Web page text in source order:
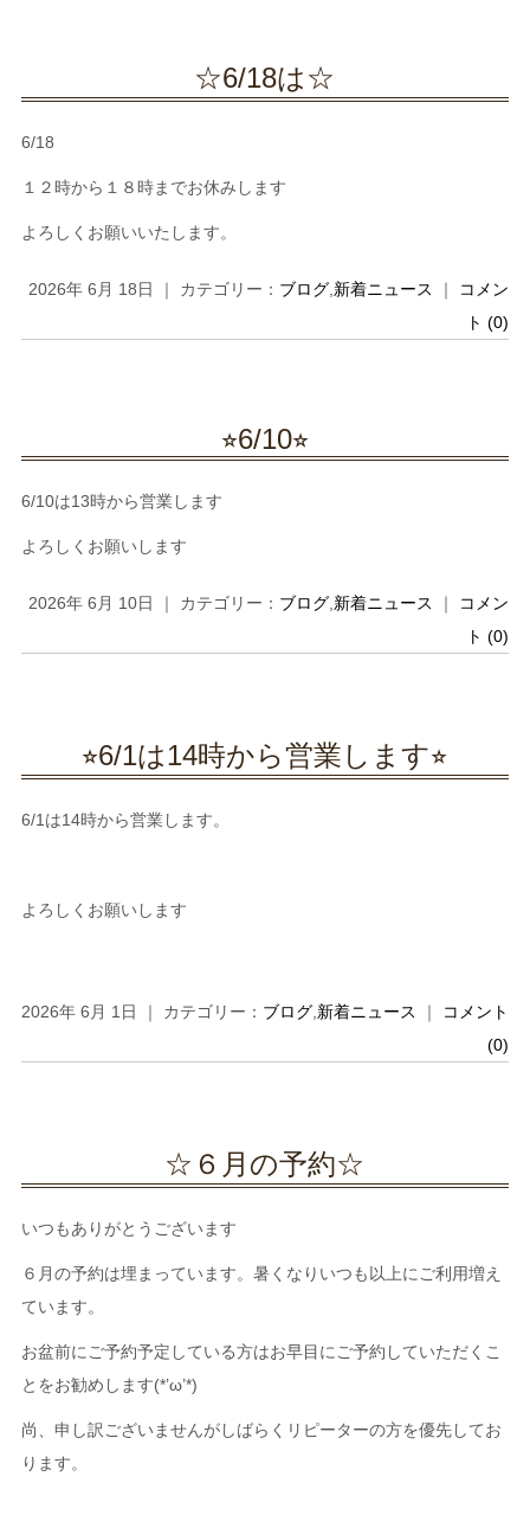
☆6/18は☆
6/18
１２時から１８時までお休みします
よろしくお願いいたします。
2026年 6月 18日 ｜ カテゴリー： ブログ 新着ニュース ｜ コメン
ト (0)
⭐︎6/10⭐︎
6/10は13時から営業します
よろしくお願いします
2026年 6月 10日 ｜ カテゴリー： ブログ 新着ニュース ｜ コメン
ト (0)
⭐︎6/1は14時から営業します⭐︎
6/1は14時から営業します。
よろしくお願いします
2026年 6月 1日 ｜ カテゴリー： ブログ 新着ニュース ｜ コメント
(0)
☆６月の予約☆
いつもありがとうございます
６月の予約は埋まっています。暑くなりいつも以上にご利用増え
ています。
お盆前にご予約予定している方はお早目にご予約していただくこ
とをお勧めします(*’ω’*)
尚、申し訳ございませんがしばらくリピーターの方を優先してお
ります。